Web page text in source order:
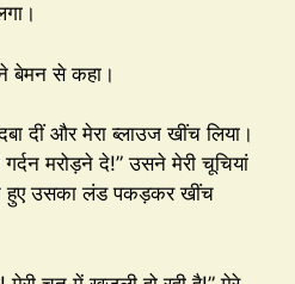
बेमन से कहा।
दीं और मेरा ब्लाउज खींच लिया।
मरोड़ने दे!” उसने मेरी चूचियां
हुए उसका लंड पकड़कर खींच